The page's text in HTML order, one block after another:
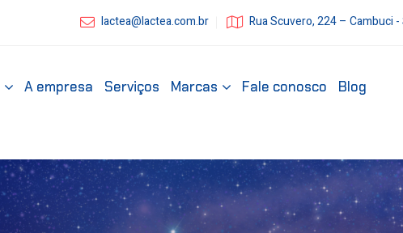
lactea@lactea.com.br Rua Scuvero, 224 – Cambuci
A empresa Serviços Marcas Fale conosco Blog